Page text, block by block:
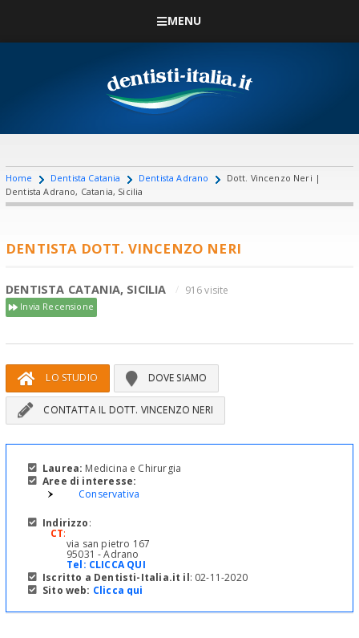
MENU
Home Dentista Catania Dentista Adrano
Dott. Vincenzo Neri |
Dentista Adrano, Catania, Sicilia
DENTISTA DOTT. VINCENZO NERI
DENTISTA CATANIA, SICILIA 916 visite
Invia Recensione
LO STUDIO DOVE SIAMO
CONTATTA IL DOTT. VINCENZO NERI
Laurea: Medicina e Chirurgia
Aree di interesse:
Conservativa
Indirizzo:
CT:
via san pietro 167
95031 - Adrano
Tel: CLICCA QUI
Iscritto a Dentisti-Italia.it il: 02-11-2020
Sito web: Clicca qui